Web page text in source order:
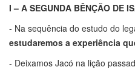
I – A SEGUNDA BÊNÇÃO DE
- Na sequência do estudo do
estudaremos a experiência
- Deixamos Jacó na lição